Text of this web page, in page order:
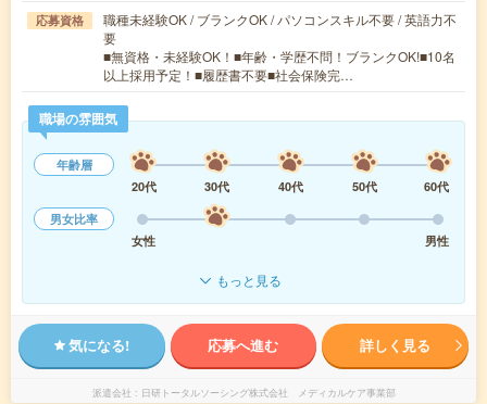
応募資格
職種未経験OK / ブランクOK / パソコンスキル不要 / 英語力不
要
■無資格・未経験OK！■年齢・学歴不問！ブランクOK!■10名
以上採用予定！■履歴書不要■社会保険完…
職場の雰囲気
年齢層
20代
30代 40代 50代
60代
男女比率
女性
男性
もっと見る
気になる! 応募へ進む 詳しく見る
派遣会社 日研トータルソーシング株式会社 メディカルケア事業部